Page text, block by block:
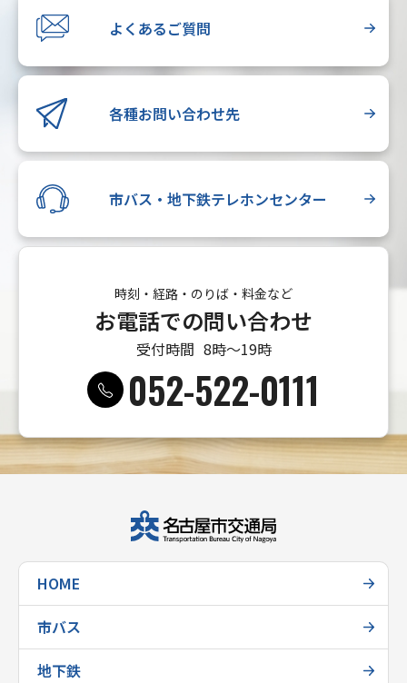
よくあるご質問
各種お問い合わせ先
市バス・地下鉄テレホンセンター
時刻・経路・のりば・料金など
お電話での問い合わせ
受付時間 8時〜19時
052-522-0111
HOME
市バス
地下鉄